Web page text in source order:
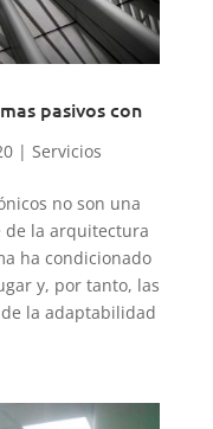
pasivos con
| Servicios
no son una
de la arquitectura
ha condicionado
y, por tanto, las
la adaptabilidad